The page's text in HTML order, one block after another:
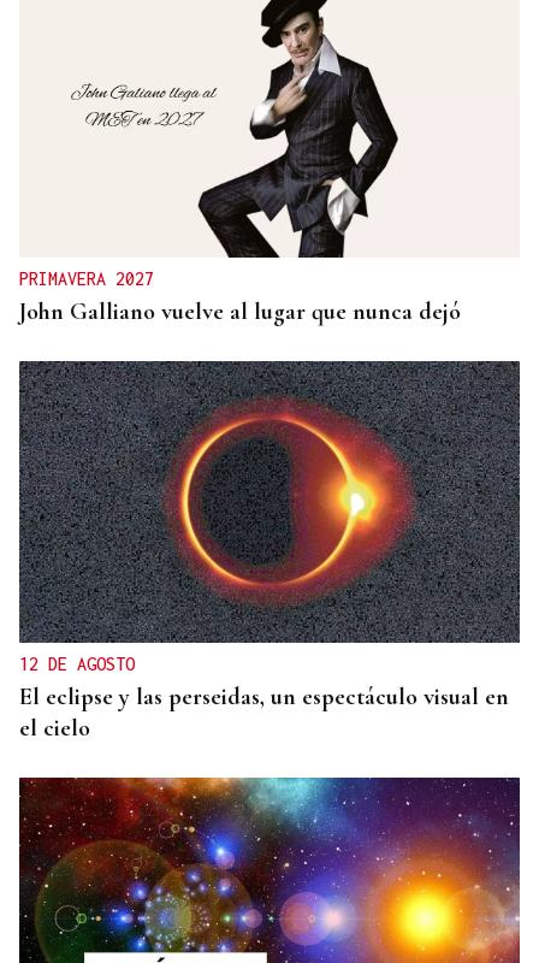
PRIMAVERA 2027
John Galliano vuelve al lugar que nunca dejó
12 DE AGOSTO
El eclipse y las perseidas, un espectáculo visual en
el cielo